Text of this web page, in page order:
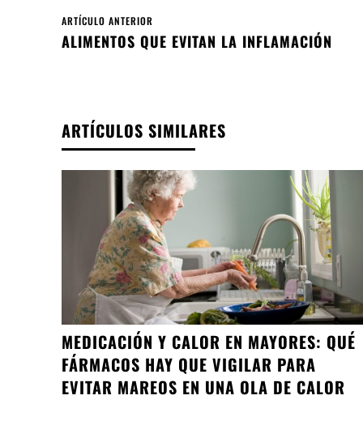
ARTÍCULO ANTERIOR
ALIMENTOS QUE EVITAN LA INFLAMACIÓN
ARTÍCULOS SIMILARES
MEDICACIÓN Y CALOR EN MAYORES: QUÉ
FÁRMACOS HAY QUE VIGILAR PARA
EVITAR MAREOS EN UNA OLA DE CALOR